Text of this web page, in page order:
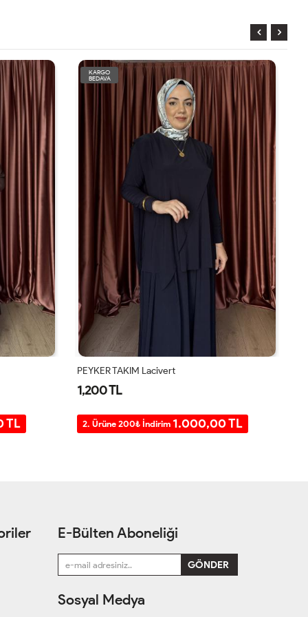
TL
KARGO
BEDAVA
ÜÇLÜ SANDY TAKIM Siyah
1,400 TL
2. Ürüne 200₺ İndirim 1.200,00 TL
E-Bülten Aboneliği
Sosyal Medya